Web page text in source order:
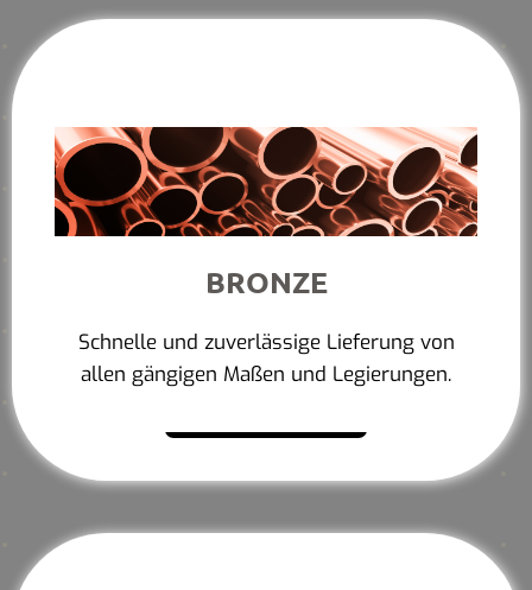
BRONZE
Schnelle und zuverlässige Lieferung von
allen gängigen Maßen und Legierungen.